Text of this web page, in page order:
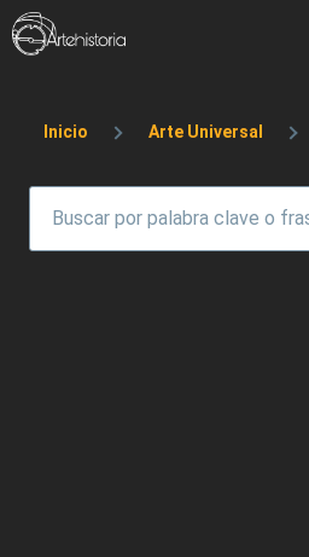
Pasar al contenido principal
Sobrescribir
Inicio Arte Universal